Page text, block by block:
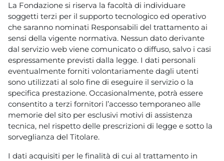
La Fondazione si riserva la facoltà di individuare
soggetti terzi per il supporto tecnologico ed operativo
che saranno nominati Responsabili del trattamento ai
sensi della vigente normativa. Nessun dato derivante
dal servizio web viene comunicato o diffuso, salvo i casi
espressamente previsti dalla legge. I dati personali
eventualmente forniti volontariamente dagli utenti
sono utilizzati al solo fine di eseguire il servizio o la
specifica prestazione. Occasionalmente, potrà essere
consentito a terzi fornitori l’accesso temporaneo alle
memorie del sito per esclusivi motivi di assistenza
tecnica, nel rispetto delle prescrizioni di legge e sotto la
sorveglianza del Titolare.
I dati acquisiti per le finalità di cui al trattamento in